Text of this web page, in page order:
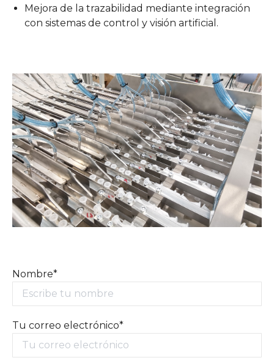
Mejora de la trazabilidad mediante integración
con sistemas de control y visión artificial.
Nombre*
Tu correo electrónico*